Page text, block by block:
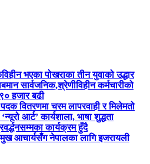
भएका पोखराका तीन युवाको उद्धार
सार्वजनिक,श्रेणीविहीन कर्मचारीको
हजार बढी
वितरणमा चरम लापरवाही र मिलेमतो
आर्ट’ कार्यशाला, भाषा शुद्धता
कार्यक्रम हुँदै
आचार्यसँग नेपालका लागि इजरायली